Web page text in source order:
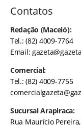
Contatos
Redação (Maceió):
Tel.: (82) 4009-7764
Email:
Comercial:
Tel.: (82) 4009-7755
Sucursal Arapiraca:
Rua Maurício